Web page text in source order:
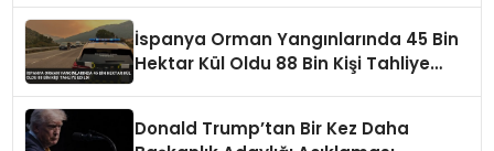
İspanya Orman Yangınlarında 45 Bin
Hektar Kül Oldu 88 Bin Kişi Tahliye
Donald Trump’tan Bir Kez Daha